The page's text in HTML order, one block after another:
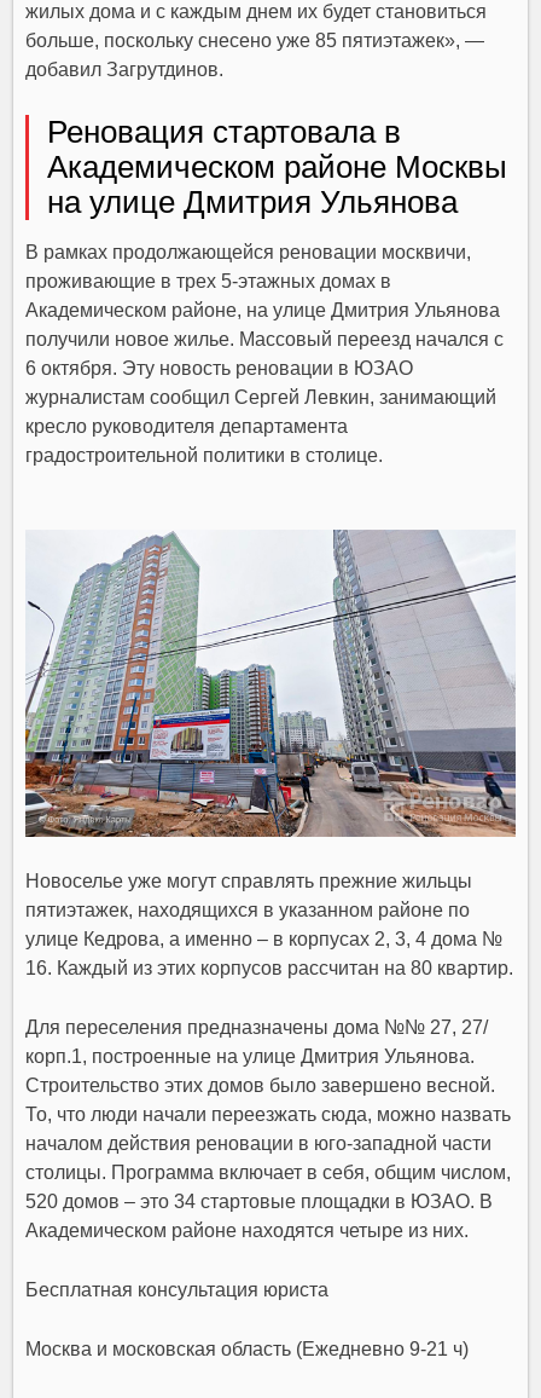
жилых дома и с каждым днем их будет становиться
больше, поскольку снесено уже 85 пятиэтажек», —
добавил Загрутдинов.
Реновация стартовала в
Академическом районе Москвы
на улице Дмитрия Ульянова
В рамках продолжающейся реновации москвичи,
проживающие в трех 5-этажных домах в
Академическом районе, на улице Дмитрия Ульянова
получили новое жилье. Массовый переезд начался с
6 октября. Эту новость реновации в ЮЗАО
журналистам сообщил Сергей Левкин, занимающий
кресло руководителя департамента
градостроительной политики в столице.
Новоселье уже могут справлять прежние жильцы
пятиэтажек, находящихся в указанном районе по
улице Кедрова, а именно – в корпусах 2, 3, 4 дома №
16. Каждый из этих корпусов рассчитан на 80 квартир.
Для переселения предназначены дома №№ 27, 27/
корп.1, построенные на улице Дмитрия Ульянова.
Строительство этих домов было завершено весной.
То, что люди начали переезжать сюда, можно назвать
началом действия реновации в юго-западной части
столицы. Программа включает в себя, общим числом,
520 домов – это 34 стартовые площадки в ЮЗАО. В
Академическом районе находятся четыре из них.
Бесплатная консультация юриста
Москва и московская область (Ежедневно 9-21 ч)